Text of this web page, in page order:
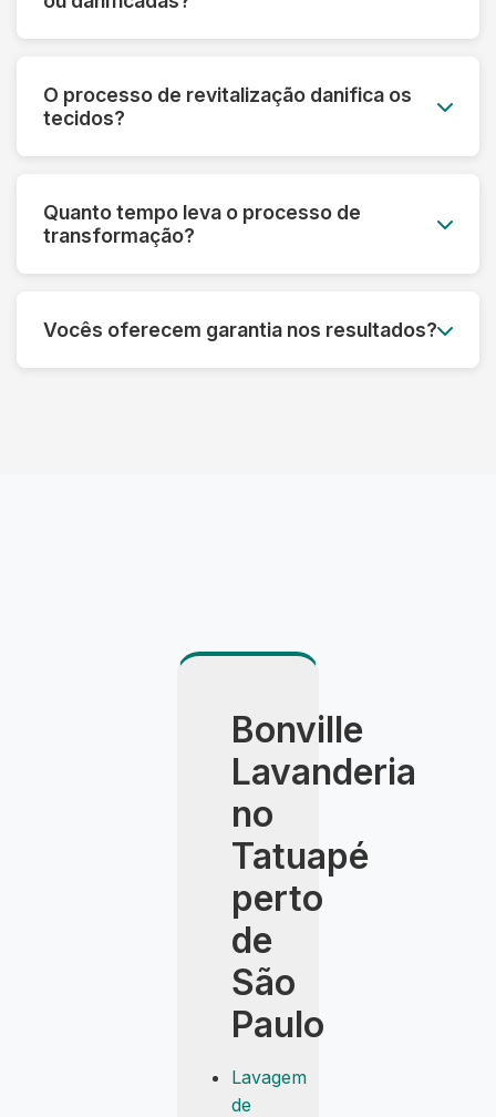
prévia e informamos o que é possível restaurar
O processo de revitalização danifica os
tecidos?
prolongar a vida útil das roupas, sempre
respeitando as características de cada material.
Quanto tempo leva o processo de
transformação?
de restauração podem precisar de um tempo
adicional para garantir o melhor resultado.
Vocês oferecem garantia nos resultados?
Bonville
Lavanderia
no
Tatuapé
perto
de
São
Paulo
Lavagem
de